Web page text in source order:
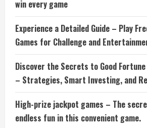
win every game
Experience a Detailed Guide – Play
Games for Challenge and
Discover the Secrets to Good
– Strategies, Smart Investing, and
High-prize jackpot games – The
endless fun in this convenient game.